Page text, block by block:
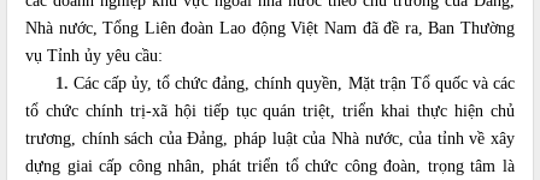
Nhà nước, Tổng Liên đoàn Lao động Việt Nam đã đề ra, Ban Thường
vụ Tỉnh ủy yêu cầu:
1. Các cấp ủy, tổ chức đảng, chính quyền, Mặt trận Tổ quốc và các
tổ chức chính trị-xã hội tiếp tục quán triệt, triển khai thực hiện chủ
trương, chính sách của Đảng, pháp luật của Nhà nước, của tỉnh về xây
dựng giai cấp công nhân, phát triển tổ chức công đoàn, trọng tâm là